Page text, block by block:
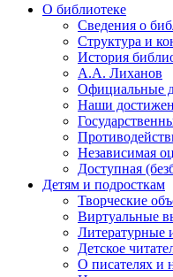
О библиотеке
Сведения о
Структура и
История
А.А. Лиханов
Официальные
Наши
Независимая
Доступная
Детям и подросткам
Творческие
Виртуальные
Литературные
Детское
О писателях и